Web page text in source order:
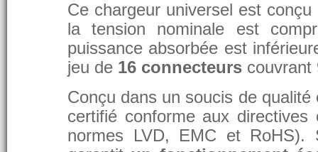
Ce chargeur universel est
la tension nominale est
puissance absorbée est
jeu de 16 connecteurs couvrant
Conçu dans un soucis de
certifié conforme aux
normes LVD, EMC et RoHS).